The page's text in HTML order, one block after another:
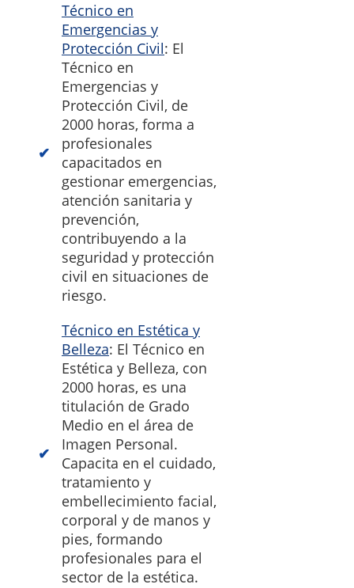
Técnico en
Emergencias y
Protección Civil: El
Técnico en
Emergencias y
Protección Civil, de
2000 horas, forma a
profesionales
capacitados en
gestionar emergencias,
atención sanitaria y
prevención,
contribuyendo a la
seguridad y protección
civil en situaciones de
riesgo.
Técnico en Estética y
Belleza: El Técnico en
Estética y Belleza, con
2000 horas, es una
titulación de Grado
Medio en el área de
Imagen Personal.
Capacita en el cuidado,
tratamiento y
embellecimiento facial,
corporal y de manos y
pies, formando
profesionales para el
sector de la estética.